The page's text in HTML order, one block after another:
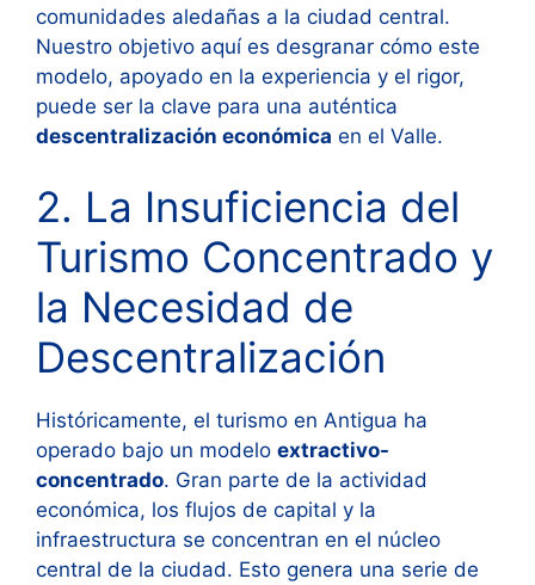
comunidades aledañas a la ciudad central.
Nuestro objetivo aquí es desgranar cómo este
modelo, apoyado en la experiencia y el rigor,
puede ser la clave para una auténtica
descentralización económica en el Valle.
2. La Insuficiencia del
Turismo Concentrado y
la Necesidad de
Descentralización
Históricamente, el turismo en Antigua ha
operado bajo un modelo extractivo-
concentrado. Gran parte de la actividad
económica, los flujos de capital y la
infraestructura se concentran en el núcleo
central de la ciudad. Esto genera una serie de